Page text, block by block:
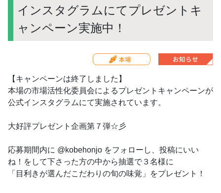
インスタグラムにてプレゼントキ
ャンペーン実施中！
【キャンペーンは終了しました】
本場の市場活性化委員会によるプレゼントキャンペーンが
公式インスタグラムにて実施されています。
大好評プレゼント企画第７弾☆彡
応募期間内に @kobehonjo をフォローし、投稿にいい
ね！をして下さった方の中から抽選で３名様に
「目利きが選んだこだわりの旬の味覚」をプレゼント！